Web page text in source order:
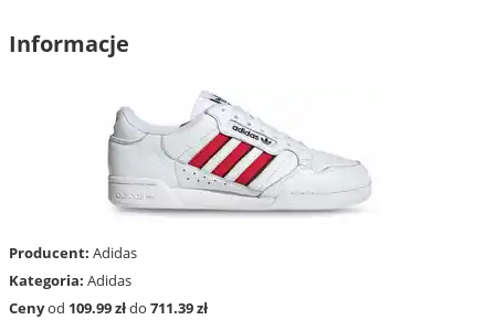
Informacje
Producent: Adidas
Kategoria: Adidas
Cenyod 109.99 złdo 711.39 zł